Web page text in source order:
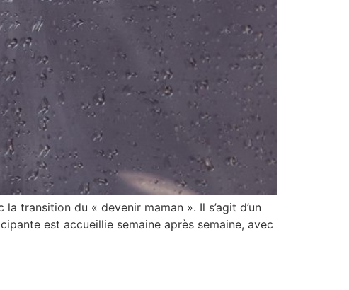
transition du « devenir maman ». Il s’agit d’un
est accueillie semaine après semaine, avec